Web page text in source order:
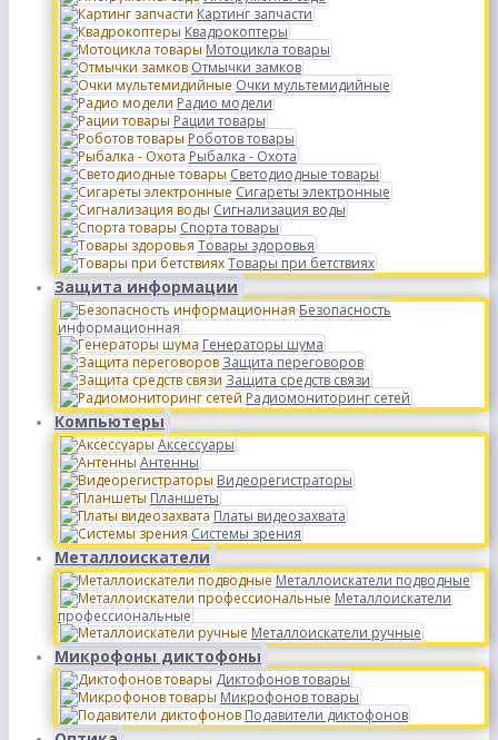
Картинг запчасти
Квадрокоптеры
Мотоцикла товары
Отмычки замков
Очки мультемидийные
Радио модели
Рации товары
Роботов товары
Рыбалка - Охота
Светодиодные товары
Сигареты электронные
Сигнализация воды
Спорта товары
Товары здоровья
Товары при бетствиях
Защита информации
Безопасность
информационная
Генераторы шума
Защита переговоров
Защита средств связи
Радиомониторинг сетей
Компьютеры
Аксессуары
Антенны
Видеорегистраторы
Планшеты
Платы видеозахвата
Системы зрения
Металлоискатели
Металлоискатели подводные
Металлоискатели
профессиональные
Металлоискатели ручные
Микрофоны диктофоны
Диктофонов товары
Микрофонов товары
Подавители диктофонов